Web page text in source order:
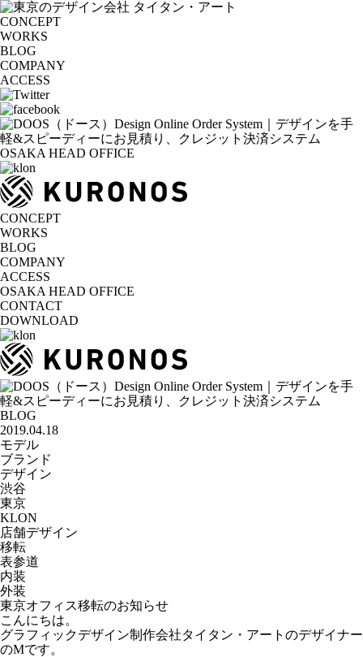
CONCEPT
WORKS
BLOG
COMPANY
ACCESS
OSAKA HEAD OFFICE
CONCEPT
WORKS
BLOG
COMPANY
ACCESS
OSAKA HEAD OFFICE
CONTACT
DOWNLOAD
BLOG
2019.04.18
モデル
ブランド
デザイン
渋谷
東京
KLON
店舗デザイン
移転
表参道
内装
外装
東京オフィス移転のお知らせ
こんにちは。
グラフィックデザイン制作会社タイタン・アートのデザイナー
のMです。